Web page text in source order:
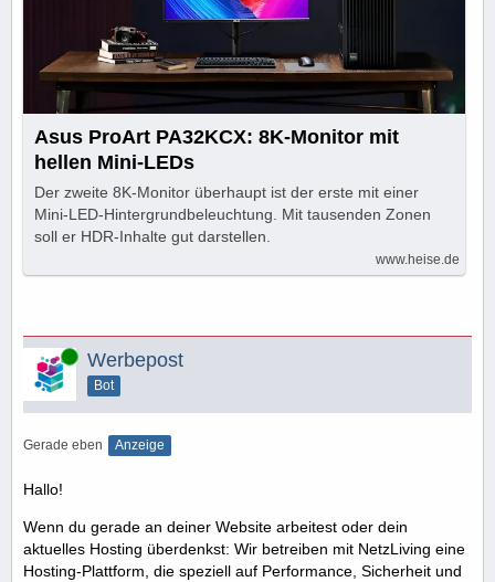
Asus ProArt PA32KCX: 8K-Monitor mit
hellen Mini-LEDs
Der zweite 8K-Monitor überhaupt ist der erste mit einer
Mini-LED-Hintergrundbeleuchtung. Mit tausenden Zonen
soll er HDR-Inhalte gut darstellen.
www.heise.de
Online Werbepost
Bot
Gerade eben Anzeige
Hallo!
Wenn du gerade an deiner Website arbeitest oder dein
aktuelles Hosting überdenkst: Wir betreiben mit NetzLiving eine
Hosting-Plattform, die speziell auf Performance, Sicherheit und